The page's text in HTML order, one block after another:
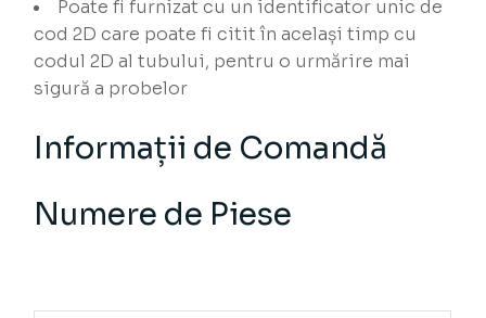
Poate fi furnizat cu un identificator unic de
cod 2D care poate fi citit în același timp cu
codul 2D al tubului, pentru o urmărire mai
sigură a probelor
Informații de Comandă
Numere de Piese